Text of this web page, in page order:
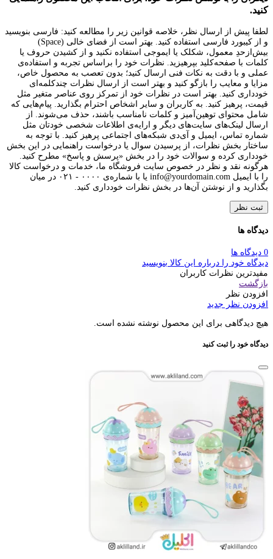
کنید.
لطفا پیش از ارسال نظر، خلاصه قوانین زیر را مطالعه کنید: فارسی بنویسید
و از کیبورد فارسی استفاده کنید. بهتر است از فضای خالی (Space)
بیش‌از‌حدِ معمول، شکلک یا ایموجی استفاده نکنید و از کشیدن حروف یا
کلمات با صفحه‌کلید بپرهیزید. نظرات خود را براساس تجربه و استفاده‌ی
عملی و با دقت به نکات فنی ارسال کنید؛ بدون تعصب به محصول خاص،
مزایا و معایب را بازگو کنید و بهتر است از ارسال نظرات چندکلمه‌‌ای
خودداری کنید. بهتر است در نظرات خود از تمرکز روی عناصر متغیر مثل
قیمت، پرهیز کنید. به کاربران و سایر اشخاص احترام بگذارید. پیام‌هایی که
شامل محتوای توهین‌آمیز و کلمات نامناسب باشند، حذف می‌شوند. از
ارسال لینک‌های سایت‌های دیگر و ارایه‌ی اطلاعات شخصی خودتان مثل
شماره تماس، ایمیل و آی‌دی شبکه‌های اجتماعی پرهیز کنید. با توجه به
ساختار بخش نظرات، از پرسیدن سوال یا درخواست راهنمایی در این بخش
خودداری کرده و سوالات خود را در بخش «پرسش و پاسخ» مطرح کنید.
هرگونه نقد و نظر در خصوص سایت فروشگاه ما، خدمات و درخواست کالا
را با ایمیل info@yourdomain.com یا با شماره‌ی ۰۰۰۰ - ۰۲۱ در میان
بگذارید و از نوشتن آن‌ها در بخش نظرات خودداری کنید.
ثبت نظر
دیدگاه ها
0 دیدگاه ها
دیدگاه خود را درباره این کالا بنویسید
مفیدترین نظرات کاربران
بازگشت
افزودن نظر
افزودن نظر جدید
هیچ دیدگاهی برای این محصول نوشته نشده است.
دیدگاه خود را ثبت کنید